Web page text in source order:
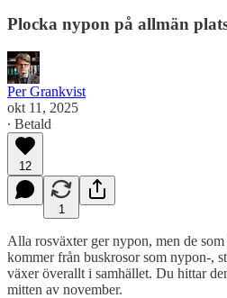
Plocka nypon på allmän
Per Grankvist
okt 11, 2025
∙ Betald
12
1
Alla rosväxter ger nypon, men de som
kommer från buskrosor som nypon-,
växer överallt i samhället. Du hittar
mitten av november.